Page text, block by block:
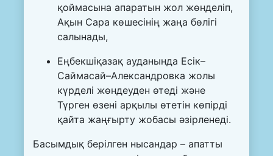
қоймасына апаратын жол жөнделіп,
Ақын Сара көшесінің жаңа бөлігі
салынады,
Еңбекшіқазақ ауданында Есік–
Саймасай–Александровка жолы
күрделі жөндеуден өтеді және
Түрген өзені арқылы өтетін көпірді
қайта жаңғырту жобасы әзірленеді.
Басымдық берілген нысандар – апатты